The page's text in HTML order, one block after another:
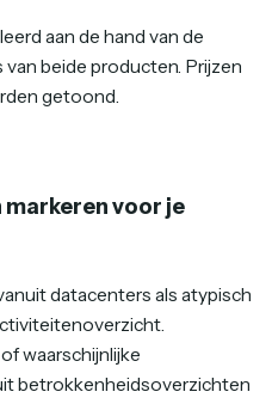
aan de hand van de
beide producten. Prijzen
getoond.
voor je
datacenters als atypisch
waarschijnlijke
betrokkenheidsoverzichten